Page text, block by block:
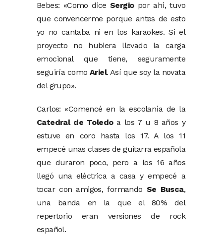
Bebes: «Como diceSergiopor ahí, tuvo
que convencerme porque antes de esto
yo no cantaba ni en los karaokes. Si el
proyecto no hubiera llevado la carga
emocional que tiene, seguramente
seguiría como Ariel. Así que soy la novata
del grupo».
Carlos: «Comencé en la escolanía de la
Catedral de Toledoa los 7 u 8 años y
estuve en coro hasta los 17. A los 11
empecé unas clases de guitarra española
que duraron poco, pero a los 16 años
llegó una eléctrica a casa y empecé a
tocar con amigos, formando Se Busca,
una banda en la que el 80% del
repertorio eran versiones de rock
español.